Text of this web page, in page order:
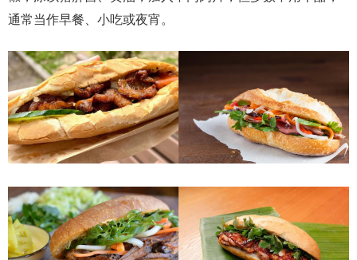
通常当作早餐、小吃或夜宵。